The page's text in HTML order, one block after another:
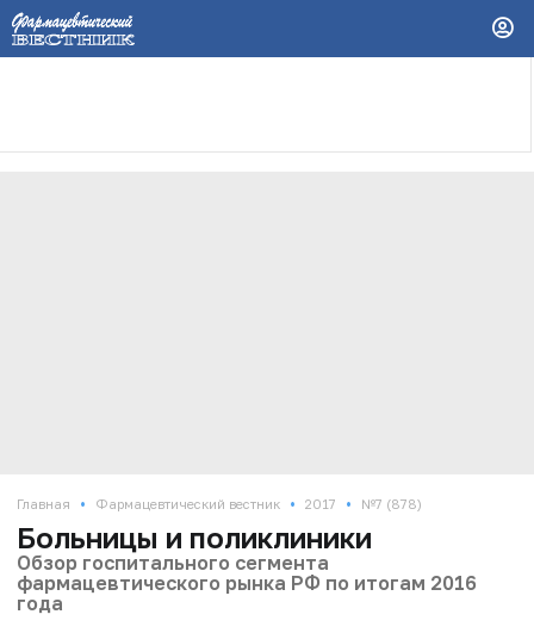
Главная • Фармацевтический вестник • 2017 • №7 (878)
Больницы и поликлиники
Обзор госпитального сегмента
фармацевтического рынка РФ по итогам 2016
года